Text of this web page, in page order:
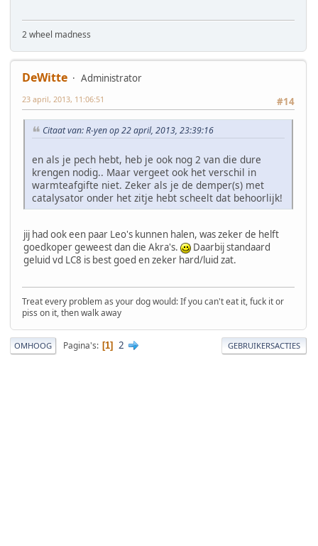
2 wheel madness
DeWitte
Administrator
#14
23 april, 2013, 11:06:51
Citaat van: R-yen op 22 april, 2013, 23:39:16
en als je pech hebt, heb je ook nog 2 van die dure
krengen nodig.. Maar vergeet ook het verschil in
warmteafgifte niet. Zeker als je de demper(s) met
catalysator onder het zitje hebt scheelt dat behoorlijk!
jij had ook een paar Leo's kunnen halen, was zeker de helft
goedkoper geweest dan die Akra's.
Daarbij standaard
geluid vd LC8 is best goed en zeker hard/luid zat.
Treat every problem as your dog would: If you can't eat it, fuck it or
piss on it, then walk away
OMHOOG Pagina's 1 2 GEBRUIKERSACTIES